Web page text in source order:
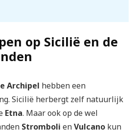
op Sicilië en de
Archipel hebben een
Sicilië herbergt zelf natuurlijk
Etna. Maar ook op de wel
Stromboli enVulcano kun